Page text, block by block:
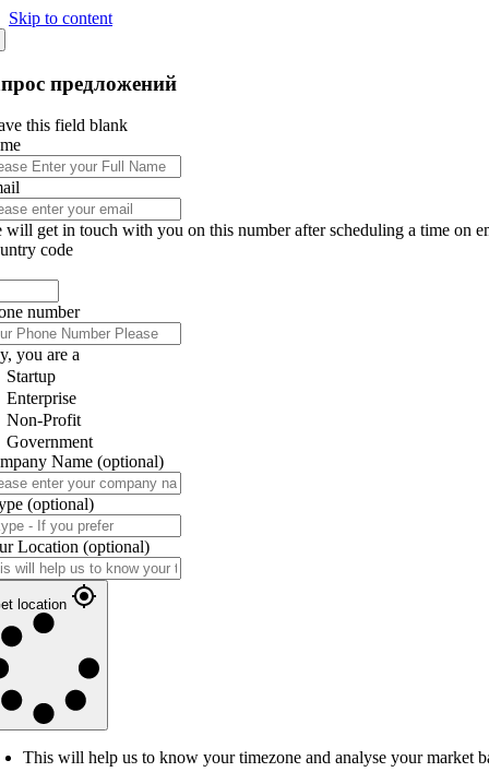
Skip to content
предложений
this field blank
will get in touch with you on this number after scheduling a time on
code
number
you are a
Startup
Enterprise
Non-Profit
Government
Name (optional)
(optional)
Location (optional)
location
This will help us to know your timezone and analyse your market